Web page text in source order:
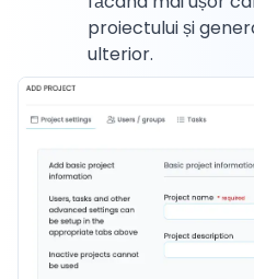
proiectului și
ulterior.